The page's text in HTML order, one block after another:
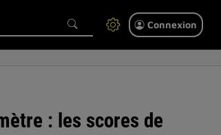
Connexion
: les scores de